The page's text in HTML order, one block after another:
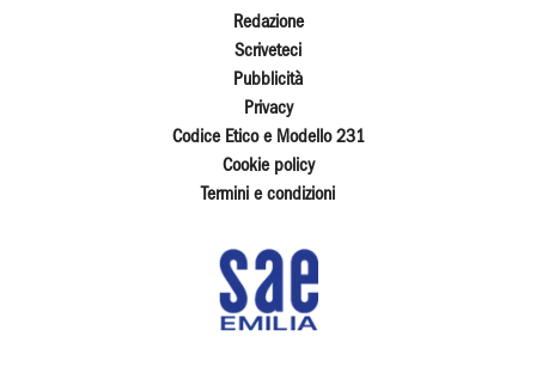
Redazione
Scriveteci
Pubblicità
Privacy
Codice Etico e Modello 231
Cookie policy
Termini e condizioni